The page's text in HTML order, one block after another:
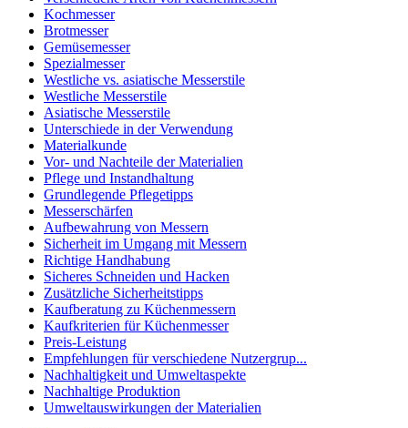
Kochmesser
Brotmesser
Gemüsemesser
Spezialmesser
Westliche vs. asiatische Messerstile
Westliche Messerstile
Asiatische Messerstile
Unterschiede in der Verwendung
Materialkunde
Vor- und Nachteile der Materialien
Pflege und Instandhaltung
Grundlegende Pflegetipps
Messerschärfen
Aufbewahrung von Messern
Sicherheit im Umgang mit Messern
Richtige Handhabung
Sicheres Schneiden und Hacken
Zusätzliche Sicherheitstipps
Kaufberatung zu Küchenmessern
Kaufkriterien für Küchenmesser
Preis-Leistung
Empfehlungen für verschiedene Nutzergrup...
Nachhaltigkeit und Umweltaspekte
Nachhaltige Produktion
Umweltauswirkungen der Materialien